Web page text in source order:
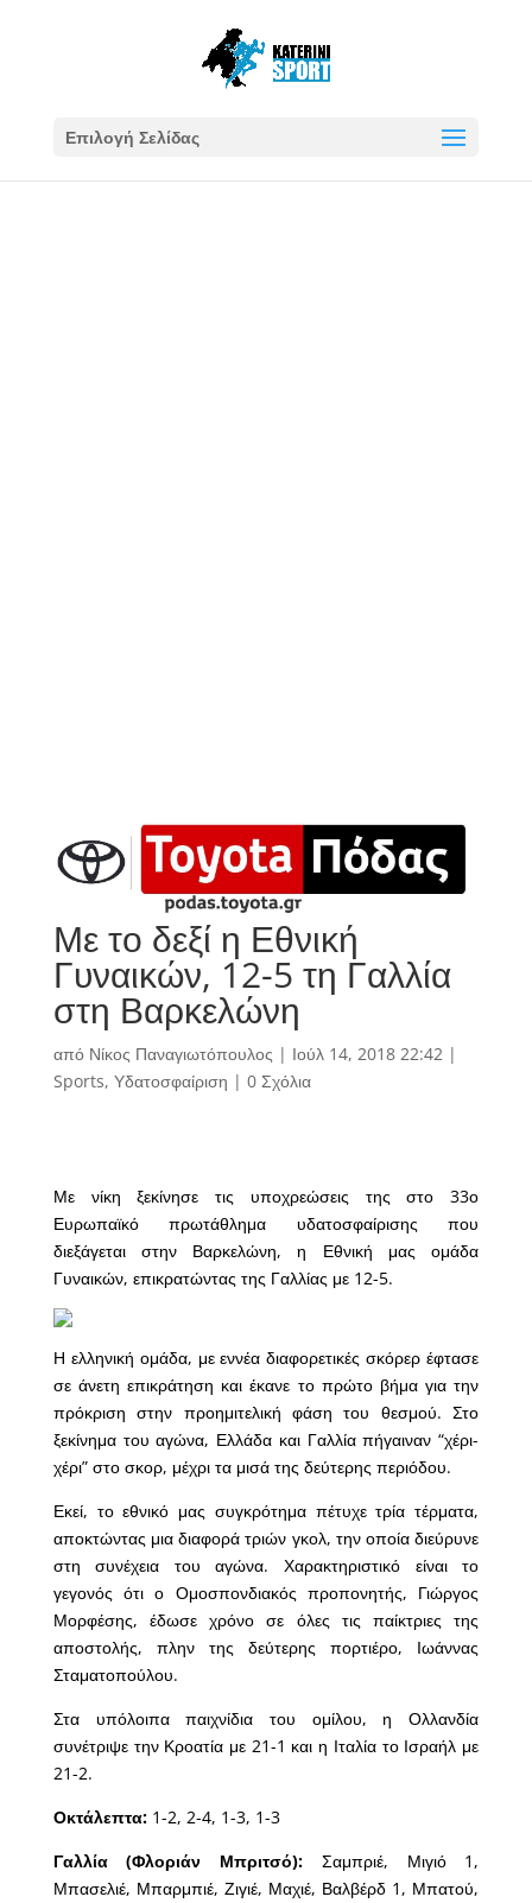
Επιλογή Σελίδας
Με το δεξί η Εθνική
Γυναικών, 12-5 τη Γαλλία
στη Βαρκελώνη
από Νίκος Παναγιωτόπουλος | Ιούλ 14, 2018 22:42|
Sports, Υδατοσφαίριση | 0 Σχόλια
Με νίκη ξεκίνησε τις υποχρεώσεις της στο 33ο
Ευρωπαϊκό πρωτάθλημα υδατοσφαίρισης που
διεξάγεται στην Βαρκελώνη, η Εθνική μας ομάδα
Γυναικών, επικρατώντας της Γαλλίας με 12-5.
Η ελληνική ομάδα, με εννέα διαφορετικές σκόρερ έφτασε
σε άνετη επικράτηση και έκανε το πρώτο βήμα για την
πρόκριση στην προημιτελική φάση του θεσμού. Στο
ξεκίνημα του αγώνα, Ελλάδα και Γαλλία πήγαιναν “χέρι-
χέρι” στο σκορ, μέχρι τα μισά της δεύτερης περιόδου.
Εκεί, το εθνικό μας συγκρότημα πέτυχε τρία τέρματα,
αποκτώντας μια διαφορά τριών γκολ, την οποία διεύρυνε
στη συνέχεια του αγώνα. Χαρακτηριστικό είναι το
γεγονός ότι ο Ομοσπονδιακός προπονητής, Γιώργος
Μορφέσης, έδωσε χρόνο σε όλες τις παίκτριες της
αποστολής, πλην της δεύτερης πορτιέρο, Ιωάννας
Σταματοπούλου.
Στα υπόλοιπα παιχνίδια του ομίλου, η Ολλανδία
συνέτριψε την Κροατία με 21-1 και η Ιταλία το Ισραήλ με
21-2.
Οκτάλεπτα:1-2, 2-4, 1-3, 1-3
Γαλλία (Φλοριάν Μπριτσό): Σαμπριέ, Μιγιό 1,
Μπασελιέ, Μπαρμπιέ, Ζιγιέ, Μαχιέ, Βαλβέρδ 1, Μπατού,